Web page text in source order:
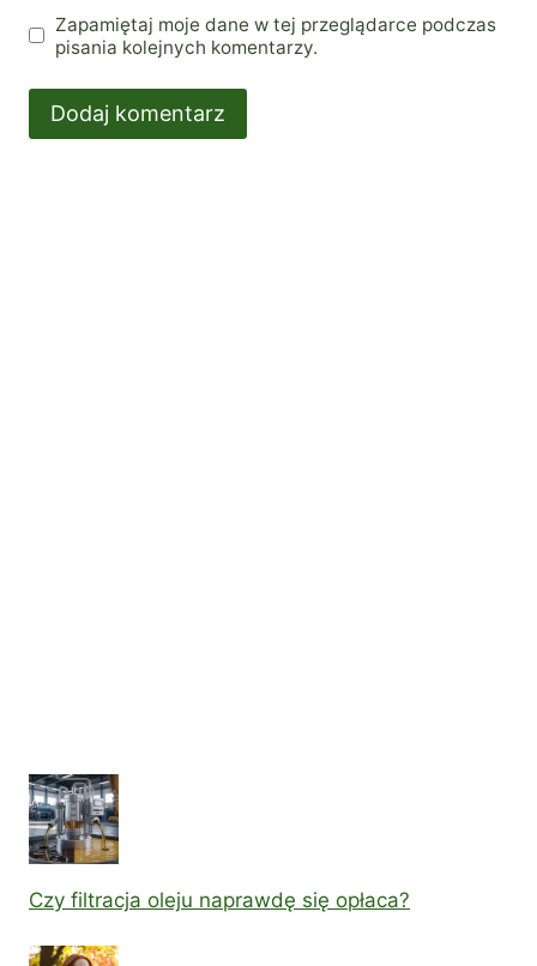
Zapamiętaj moje dane w tej przeglądarce podczas
pisania kolejnych komentarzy.
Czy filtracja oleju naprawdę się opłaca?